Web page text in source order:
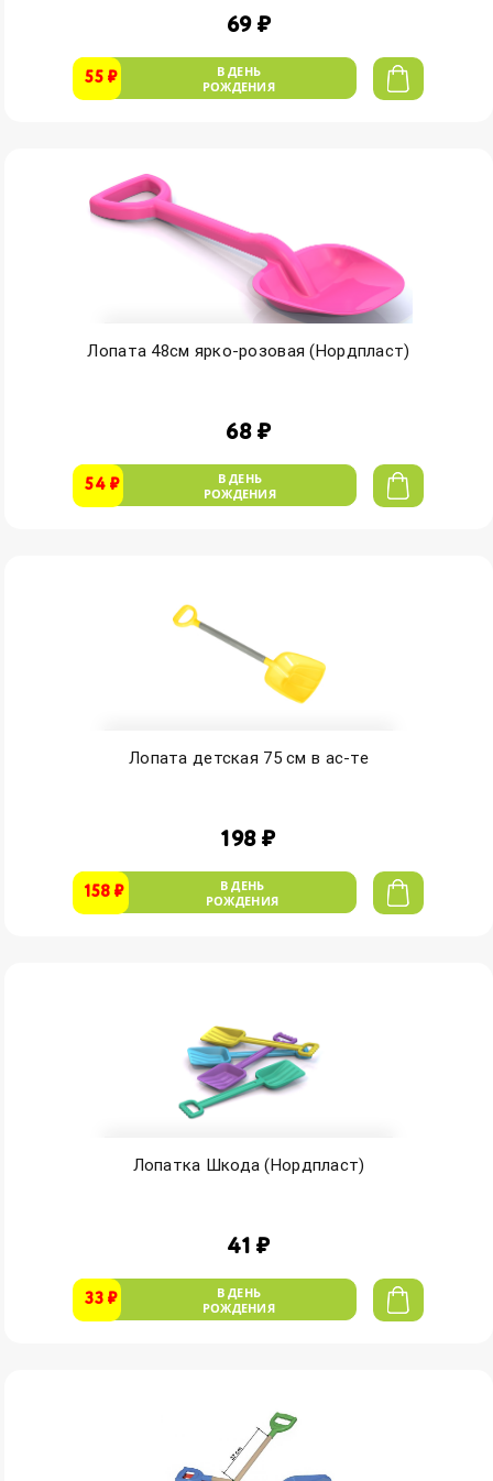
69 ₽
55 ₽
В ДЕНЬ
РОЖДЕНИЯ
Лопата 48см ярко-розовая (Нордпласт)
68 ₽
54 ₽
В ДЕНЬ
РОЖДЕНИЯ
Лопата детская 75 см в ас-те
198 ₽
158 ₽
В ДЕНЬ
РОЖДЕНИЯ
Лопатка Шкода (Нордпласт)
41 ₽
33 ₽
В ДЕНЬ
РОЖДЕНИЯ